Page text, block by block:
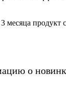
продукт
о